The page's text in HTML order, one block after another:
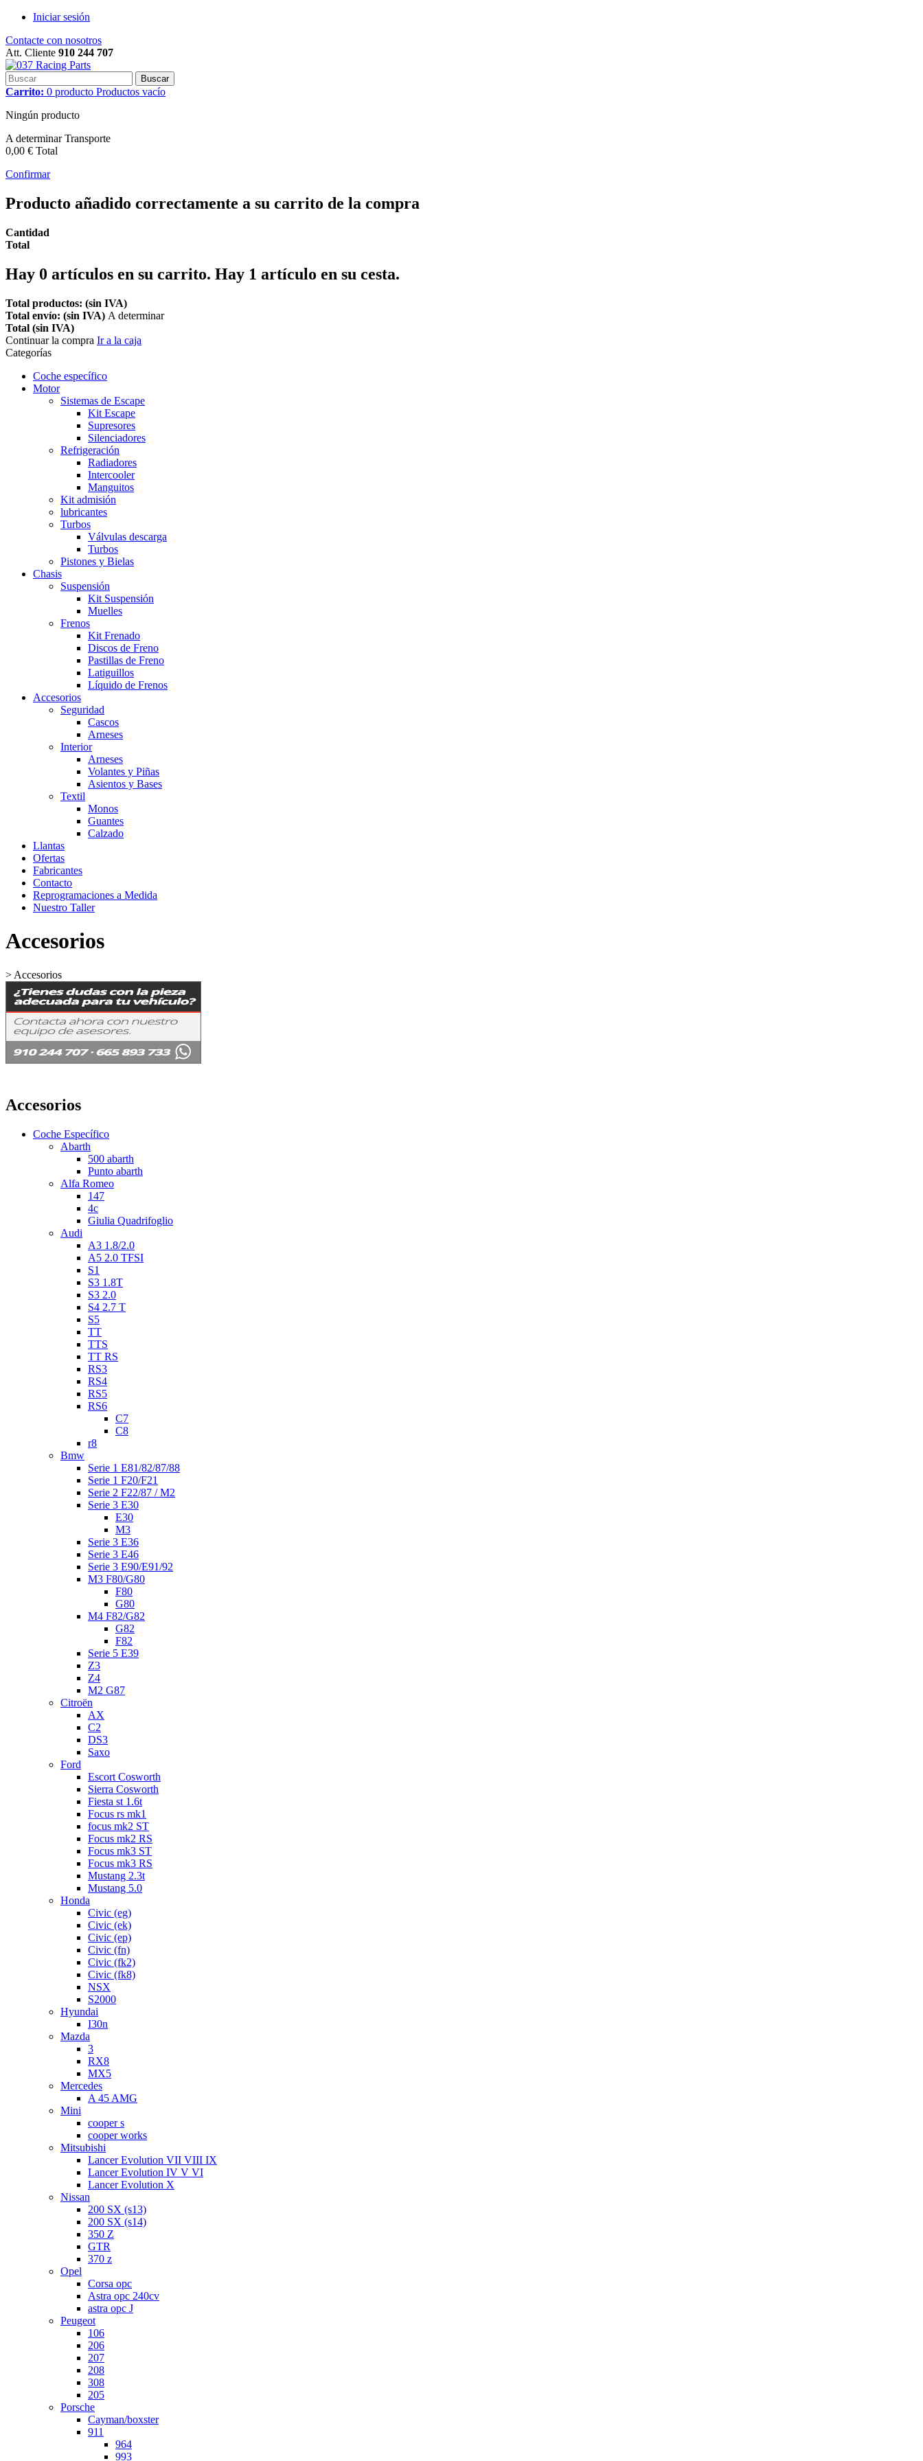
Iniciar sesión
Contacte con nosotros
Att. Cliente 910 244 707
Buscar
Carrito: 0 producto Productos vacío
Ningún producto
A determinarTransporte
0,00 € Total
Confirmar
Producto añadido correctamente a su carrito de la compra
Cantidad
Total
Hay 0 artículos en su carrito. Hay 1 artículo en su cesta.
Total productos: (sin IVA)
Total envío: (sin IVA) A determinar
Total (sin IVA)
Continuar la compra Ir a la caja
Categorías
Coche específico
Motor
Sistemas de Escape
Kit Escape
Supresores
Silenciadores
Refrigeración
Radiadores
Intercooler
Manguitos
Kit admisión
lubricantes
Turbos
Válvulas descarga
Turbos
Pistones y Bielas
Chasis
Suspensión
Kit Suspensión
Muelles
Frenos
Kit Frenado
Discos de Freno
Pastillas de Freno
Latiguillos
Líquido de Frenos
Accesorios
Seguridad
Cascos
Arneses
Interior
Arneses
Volantes y Piñas
Asientos y Bases
Textil
Monos
Guantes
Calzado
Llantas
Ofertas
Fabricantes
Contacto
Reprogramaciones a Medida
Nuestro Taller
Accesorios
> Accesorios
Accesorios
Coche Específico
Abarth
500 abarth
Punto abarth
Alfa Romeo
147
4c
Giulia Quadrifoglio
Audi
A3 1.8/2.0
A5 2.0 TFSI
S1
S3 1.8T
S3 2.0
S4 2.7 T
S5
TT
TTS
TT RS
RS3
RS4
RS5
RS6
C7
C8
r8
Bmw
Serie 1 E81/82/87/88
Serie 1 F20/F21
Serie 2 F22/87 / M2
Serie 3 E30
E30
M3
Serie 3 E36
Serie 3 E46
Serie 3 E90/E91/92
M3 F80/G80
F80
G80
M4 F82/G82
G82
F82
Serie 5 E39
Z3
Z4
M2 G87
Citroën
AX
C2
DS3
Saxo
Ford
Escort Cosworth
Sierra Cosworth
Fiesta st 1.6t
Focus rs mk1
focus mk2 ST
Focus mk2 RS
Focus mk3 ST
Focus mk3 RS
Mustang 2.3t
Mustang 5.0
Honda
Civic (eg)
Civic (ek)
Civic (ep)
Civic (fn)
Civic (fk2)
Civic (fk8)
NSX
S2000
Hyundai
I30n
Mazda
3
RX8
MX5
Mercedes
A 45 AMG
Mini
cooper s
cooper works
Mitsubishi
Lancer Evolution VII VIII IX
Lancer Evolution IV V VI
Lancer Evolution X
Nissan
200 SX (s13)
200 SX (s14)
350 Z
GTR
370 z
Opel
Corsa opc
Astra opc 240cv
astra opc J
Peugeot
106
206
207
208
308
205
Porsche
Cayman/boxster
911
964
993